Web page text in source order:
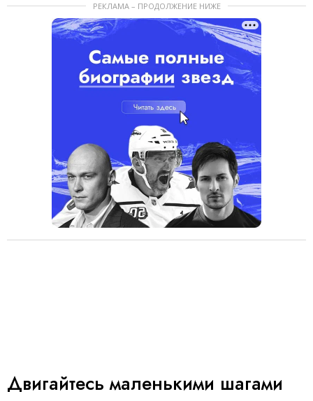
РЕКЛАМА – ПРОДОЛЖЕНИЕ НИЖЕ
Двигайтесь маленькими шагами